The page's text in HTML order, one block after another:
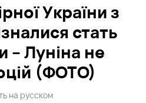
України з
стать
– Луніна не
(ФОТО)
на русском